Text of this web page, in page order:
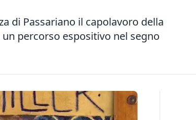
di Passariano il capolavoro della
percorso espositivo nel segno